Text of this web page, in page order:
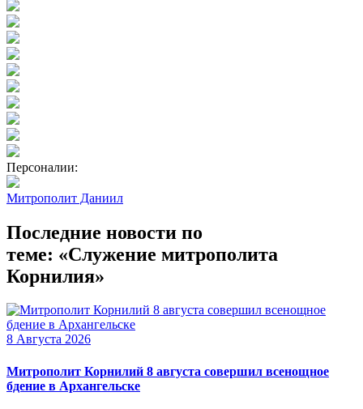
Персоналии:
Митрополит Даниил
Последние новости по
теме: «Служение митрополита
Корнилия»
8 Августа 2026
Митрополит Корнилий 8 августа совершил всенощное
бдение в Архангельске